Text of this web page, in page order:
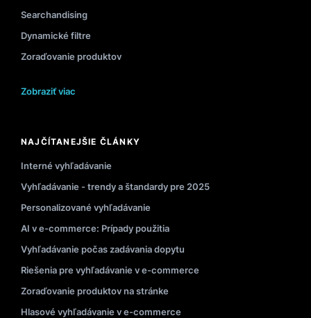
Searchandising
Dynamické filtre
Zoraďovanie produktov
Zobraziť viac
NAJČÍTANEJŠIE ČLÁNKY
Interné vyhľadávanie
Vyhľadávanie - trendy a štandardy pre 2025
Personalizované vyhľadávanie
AI v e-commerce: Prípady použitia
Vyhľadávanie počas zadávania dopytu
Riešenia pre vyhľadávanie v e-commerce
Zoraďovanie produktov na stránke
Hlasové vyhľadávanie v e-commerce